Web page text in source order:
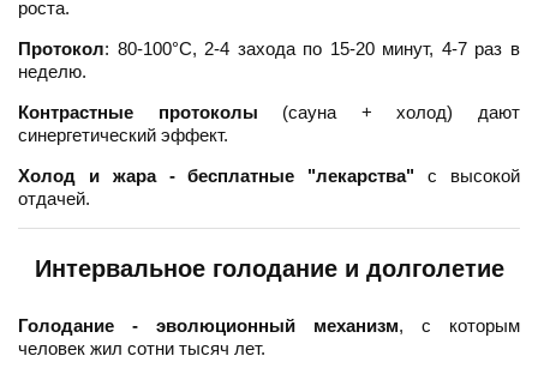
роста.
Протокол: 80-100°C, 2-4 захода по 15-20 минут, 4-7 раз в
неделю.
Контрастные протоколы (сауна + холод) дают
синергетический эффект.
Холод и жара - бесплатные "лекарства" с высокой
отдачей.
Интервальное голодание и долголетие
Голодание - эволюционный механизм, с которым
человек жил сотни тысяч лет.